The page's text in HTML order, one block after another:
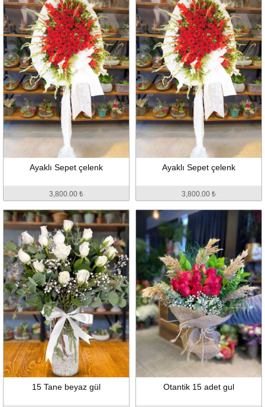
Ayaklı Sepet çelenk
3,800.00 ₺
Ayaklı Sepet çelenk
3,800.00 ₺
15 Tane beyaz gül Otantik 15 adet gul